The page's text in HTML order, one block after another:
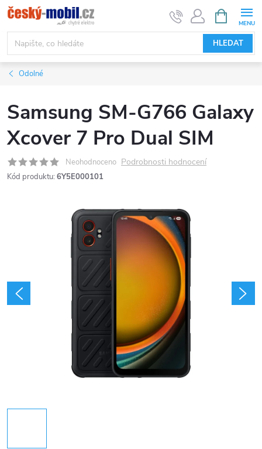
Přejít
na
obsah
HLEDAT
NÁKUPNÍ
KOŠÍK
Odolné
Samsung SM-G766 Galaxy
Xcover 7 Pro Dual SIM
Neohodnoceno Podrobnosti hodnocení
Kód produktu: 6Y5E000101